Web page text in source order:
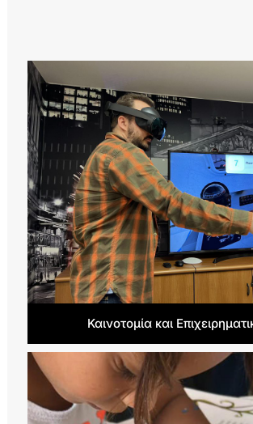
Καινοτομία και